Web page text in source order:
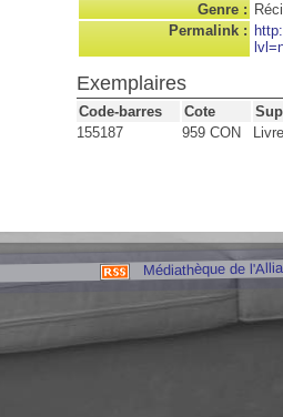
Genre :
Permalink :
Exemplaires
Code-barres Cote
155187
959 CON Livre
Médiathèque de